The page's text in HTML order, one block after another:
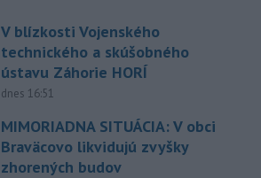
V blízkosti Vojenského
technického a skúšobného
ústavu Záhorie HORÍ
dnes 16:51
MIMORIADNA SITUÁCIA: V obci
Braväcovo likvidujú zvyšky
zhorených budov